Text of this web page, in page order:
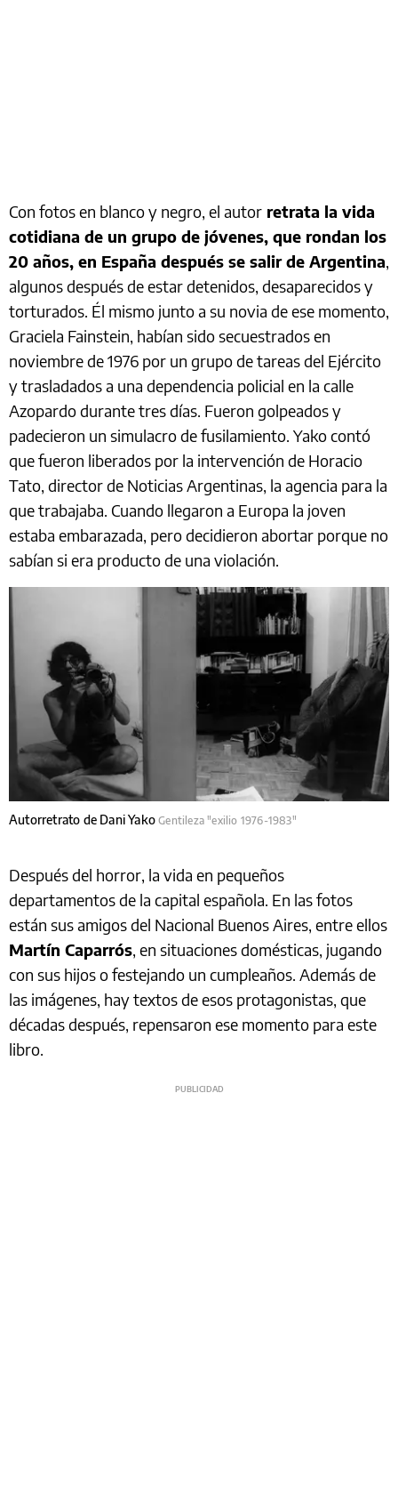
Con fotos en blanco y negro, el autor retrata la vida
cotidiana de un grupo de jóvenes, que rondan los
20 años, en España después se salir de Argentina,
algunos después de estar detenidos, desaparecidos y
torturados. Él mismo junto a su novia de ese momento,
Graciela Fainstein, habían sido secuestrados en
noviembre de 1976 por un grupo de tareas del Ejército
y trasladados a una dependencia policial en la calle
Azopardo durante tres días. Fueron golpeados y
padecieron un simulacro de fusilamiento. Yako contó
que fueron liberados por la intervención de Horacio
Tato, director de Noticias Argentinas, la agencia para la
que trabajaba. Cuando llegaron a Europa la joven
estaba embarazada, pero decidieron abortar porque no
sabían si era producto de una violación.
Autorretrato de Dani YakoGentileza "exilio 1976-1983"
Después del horror, la vida en pequeños
departamentos de la capital española. En las fotos
están sus amigos del Nacional Buenos Aires, entre ellos
Martín Caparrós, en situaciones domésticas, jugando
con sus hijos o festejando un cumpleaños. Además de
las imágenes, hay textos de esos protagonistas, que
décadas después, repensaron ese momento para este
libro.